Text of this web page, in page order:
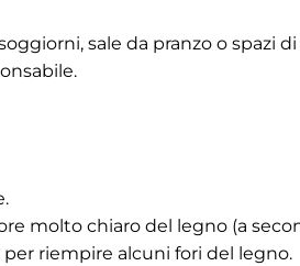
sale da pranzo o spazi di
molto chiaro del legno (a
riempire alcuni fori del legno.